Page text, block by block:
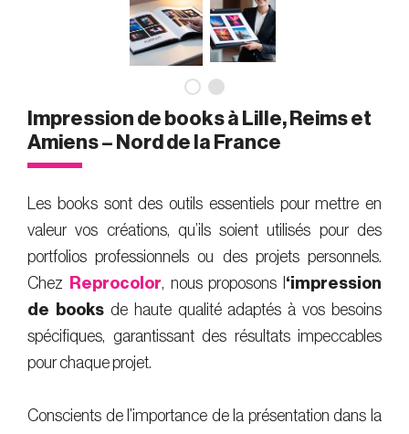
Impression de books à Lille, Reims et
Amiens – Nord de la France
Les books sont des outils essentiels pour mettre en
valeur vos créations, qu’ils soient utilisés pour des
portfolios professionnels ou des projets personnels.
Chez
Reprocolor, nous proposons l ‘impression
de booksde haute qualité adaptés à vos besoins
spécifiques, garantissant des résultats impeccables
pour chaque projet.
Conscients de l’importance de la présentation dans la